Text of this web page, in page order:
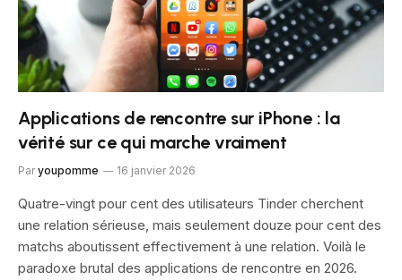
Applications de rencontre sur iPhone : la
vérité sur ce qui marche vraiment
Par youpomme 16 janvier 2026
Quatre-vingt pour cent des utilisateurs Tinder cherchent
une relation sérieuse, mais seulement douze pour cent des
matchs aboutissent effectivement à une relation. Voilà le
paradoxe brutal des applications de rencontre en 2026.